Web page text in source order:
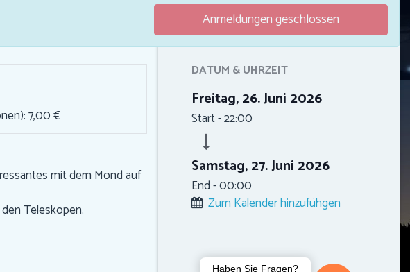
Anmeldungen geschlossen
7,00 €
mit dem Mond auf
Teleskopen.
DATUM & UHRZEIT
Freitag, 26. Juni 2026
Start -22:00
Samstag, 27. Juni 2026
End -00:00
Zum Kalender hinzufühgen
Haben Sie Fragen?